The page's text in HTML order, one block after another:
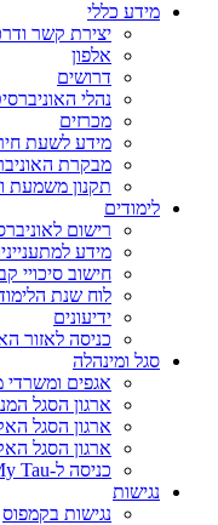
מידע כללי
יצירת קשר
אלפון
דרושים
נהלי
מכרזים
מידע לשעת
מבקרת
תקנון משמעת
לימודים
רישום
מידע
חישוב סיכויי
לוח שנת
ידיעונים
כניסה לאזור
סגל ומינהלה
אגפים ומשרדי
ארגון הסגל
ארגון הסגל
ארגון הסגל
כניסה ל-My Tau
נגישות
נגישות בקמפוס